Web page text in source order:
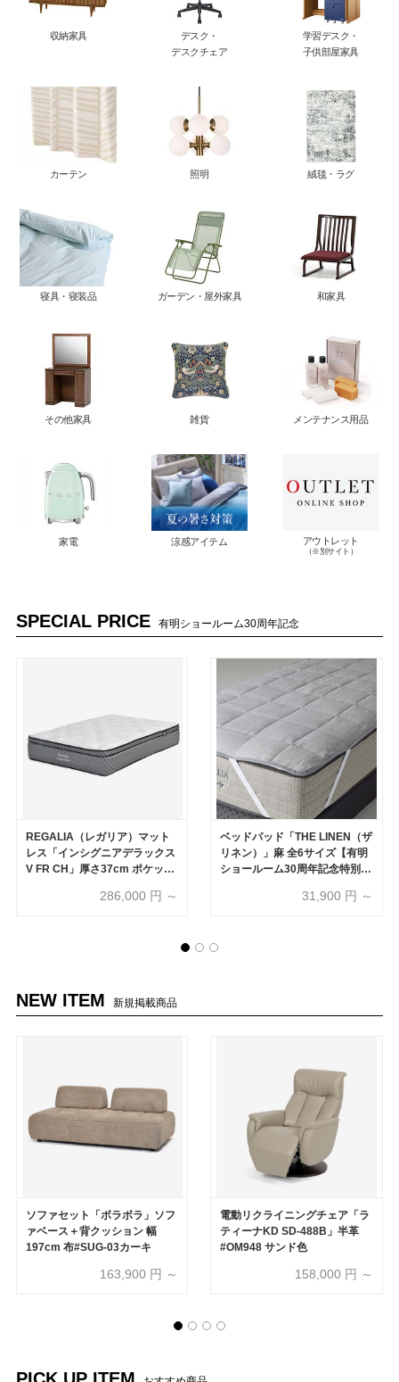
収納家具
デスク・
デスクチェア
学習デスク・
子供部屋家具
カーテン 照明 絨毯・ラグ
寝具・寝装品 ガーデン・屋外家具 和家具
その他家具 雑貨 メンテナンス用品
家電 涼感アイテム アウトレット
（※別サイト）
SPECIAL PRICE 有明ショールーム30周年記念
REGALIA（レガリア）マット
レス「インシグニアデラックス
V FR CH」厚さ37cm ポケット
ルーム30周年記念特別価格】
286,000 円 ～
ベッドパッド「THE LINEN（ザ
リネン）」麻 全6サイズ【有明
ショールーム30周年記念特別価
31,900円 ～
NEW ITEM 新規掲載商品
ソファセット「ボラボラ」ソフ
ァベース＋背クッション 幅
197cm 布#SUG-03カーキ
163,900 円 ～
電動リクライニングチェア「ラ
ティーナKD SD-488B」半革
#OM948 サンド色
158,000円 ～